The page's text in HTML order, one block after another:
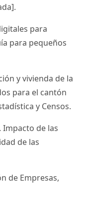
para
para pequeños
y vivienda de la
para el cantón
y Censos.
Impacto de las
de las
de Empresas,